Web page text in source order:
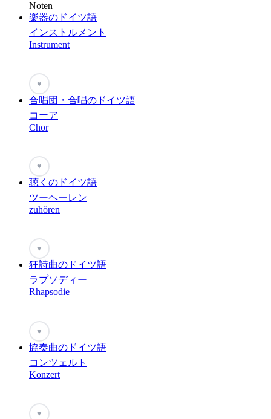
Noten
楽器のドイツ語
インストルメント
Instrument
♥
合唱団・合唱のドイツ語
コーア
Chor
♥
聴くのドイツ語
ツーヘーレン
zuhören
♥
狂詩曲のドイツ語
ラプソディー
Rhapsodie
♥
協奏曲のドイツ語
コンツェルト
Konzert
♥